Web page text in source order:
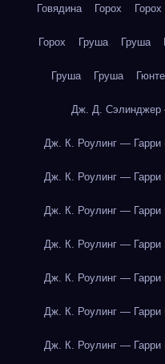
Говядина Горох Горох
Горох Груша Груша
Груша Груша
Дж. Д. Сэлинджер
Дж. К. Роулинг — Гарри
Дж. К. Роулинг — Гарри
Дж. К. Роулинг — Гарри
Дж. К. Роулинг — Гарри
Дж. К. Роулинг — Гарри
Дж. К. Роулинг — Гарри
Дж. К. Роулинг — Гарри